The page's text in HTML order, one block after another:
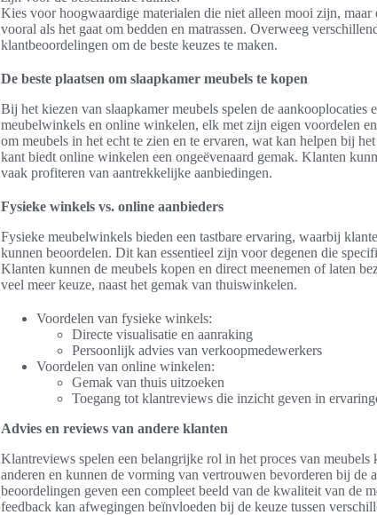
Kies voor hoogwaardige materialen die niet alleen mooi zijn,
vooral als het gaat om bedden en matrassen. Overweeg
klantbeoordelingen om de beste keuzes te maken.
De beste plaatsen om slaapkamer meubels te kopen
Bij het kiezen van slaapkamer meubels spelen de aankooplocaties
meubelwinkels en online winkelen, elk met zijn eigen voordelen
om meubels in het echt te zien en te ervaren, wat kan helpen bij
kant biedt online winkelen een ongeëvenaard gemak. Klanten
vaak profiteren van aantrekkelijke aanbiedingen.
Fysieke winkels vs. online aanbieders
Fysieke meubelwinkels bieden een tastbare ervaring, waarbij
kunnen beoordelen. Dit kan essentieel zijn voor degenen die
Klanten kunnen de meubels kopen en direct meenemen of laten
veel meer keuze, naast het gemak van thuiswinkelen.
Voordelen van fysieke winkels:
Directe visualisatie en aanraking
Persoonlijk advies van verkoopmedewerkers
Voordelen van online winkelen:
Gemak van thuis uitzoeken
Toegang tot klantreviews die inzicht geven in
Advies en reviews van andere klanten
Klantreviews spelen een belangrijke rol in het proces van
anderen en kunnen de vorming van vertrouwen bevorderen bij de
beoordelingen geven een compleet beeld van de kwaliteit van de
feedback kan afwegingen beïnvloeden bij de keuze tussen